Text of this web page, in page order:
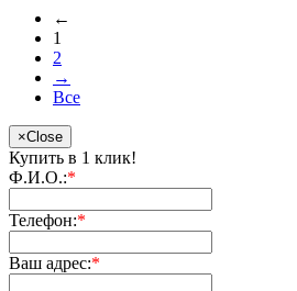
←
1
2
→
Все
×Close
Купить в 1 клик!
Ф.И.О.:*
Телефон:*
Ваш адрес:*